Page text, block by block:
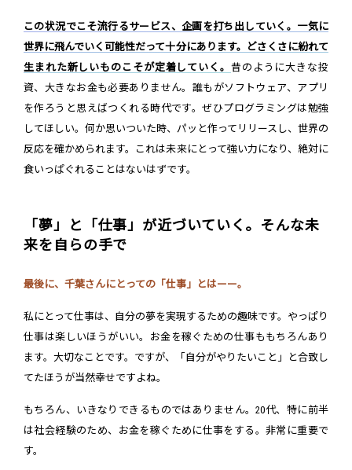
この状況でこそ流行るサービス、企画を打ち出していく。一気に
世界に飛んでいく可能性だって十分にあります。どさくさに紛れて
生まれた新しいものこそが定着していく。 昔のように大きな投
資、大きなお金も必要ありません。誰もがソフトウェア、アプリ
を作ろうと思えばつくれる時代です。ぜひプログラミングは勉強
してほしい。何か思いついた時、パッと作ってリリースし、世界の
反応を確かめられます。これは未来にとって強い力になり、絶対に
食いっぱぐれることはないはずです。
「夢」と「仕事」が近づいていく。そんな未
来を自らの手で
最後に、千葉さんにとっての「仕事」とはーー。
私にとって仕事は、自分の夢を実現するための趣味です。やっぱり
仕事は楽しいほうがいい。お金を稼ぐための仕事ももちろんあり
ます。大切なことです。ですが、「自分がやりたいこと」と合致し
てたほうが当然幸せですよね。
もちろん、いきなりできるものではありません。20代、特に前半
は社会経験のため、お金を稼ぐために仕事をする。非常に重要で
す。